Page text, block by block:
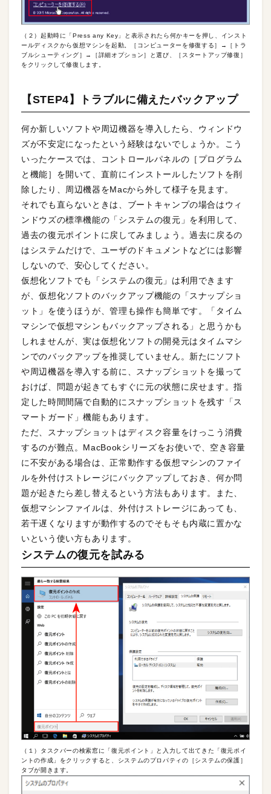
（２）起動時に「Press any Key」と表示されたら何かキーを押し、インスト
ールディスクから仮想マシンを起動。［コンピューターを修復する］→［トラ
ブルシューティング］→［詳細オプション］と選び、［スタートアップ修復］
をクリックして修復します。
【STEP4】トラブルに備えたバックアップ
何か新しいソフトや周辺機器を導入したら、ウィンドウ
ズが不安定になったという経験はないでしょうか。こう
いったケースでは、コントロールパネルの［プログラム
と機能］を開いて、直前にインストールしたソフトを削
除したり、周辺機器をMacから外して様子を見ます。
それでも直らないときは、ブートキャンプの場合はウィ
ンドウズの標準機能の「システムの復元」を利用して、
過去の復元ポイントに戻してみましょう。過去に戻るの
はシステムだけで、ユーザのドキュメントなどには影響
しないので、安心してください。
仮想化ソフトでも「システムの復元」は利用できます
が、仮想化ソフトのバックアップ機能の「スナップショ
ット」を使うほうが、管理も操作も簡単です。「タイム
マシンで仮想マシンもバックアップされる」と思うかも
しれませんが、実は仮想化ソフトの開発元はタイムマシ
ンでのバックアップを推奨していません。新たにソフト
や周辺機器を導入する前に、スナップショットを撮って
おけば、問題が起きてもすぐに元の状態に戻せます。指
定した時間間隔で自動的にスナップショットを残す「ス
マートガード」機能もあります。
ただ、スナップショットはディスク容量をけっこう消費
するのが難点。MacBookシリーズをお使いで、空き容量
に不安がある場合は、正常動作する仮想マシンのファイ
ルを外付けストレージにバックアップしておき、何か問
題が起きたら差し替えるという方法もあります。また、
仮想マシンファイルは、外付けストレージにあっても、
若干遅くなりますが動作するのでそもそも内蔵に置かな
いという使い方もあります。
システムの復元を試みる
（１）タスクバーの検索窓に「復元ポイント」と入力して出てきた「復元ポイ
ントの作成」をクリックすると、システムのプロパティの［システムの保護］
タブが開きます。